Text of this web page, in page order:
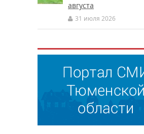
августа
31 июля 2026